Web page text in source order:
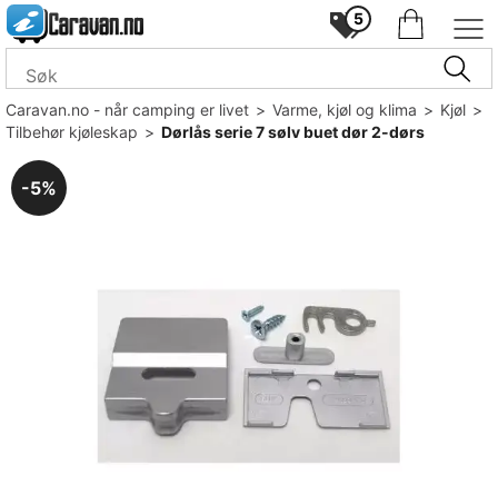
5
Caravan.no - når camping er livet>Varme, kjøl og klima>Kjøl>
Tilbehør kjøleskap>Dørlås serie 7 sølv buet dør 2-dørs
5%